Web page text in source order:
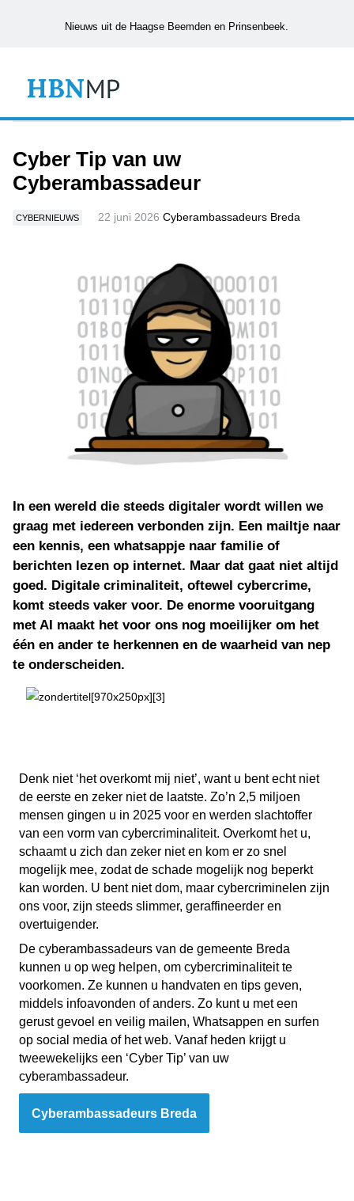
Nieuws uit de Haagse Beemden en Prinsenbeek.
Cyber Tip van uw
Cyberambassadeur
CYBERNIEUWS 22 juni 2026 Cyberambassadeurs Breda
In een wereld die steeds digitaler wordt willen we
graag met iedereen verbonden zijn. Een mailtje naar
een kennis, een whatsappje naar familie of
berichten lezen op internet. Maar dat gaat niet altijd
goed. Digitale criminaliteit, oftewel cybercrime,
komt steeds vaker voor. De enorme vooruitgang
met AI maakt het voor ons nog moeilijker om het
één en ander te herkennen en de waarheid van nep
te onderscheiden.
Denk niet ‘het overkomt mij niet’, want u bent echt niet
de eerste en zeker niet de laatste. Zo’n 2,5 miljoen
mensen gingen u in 2025 voor en werden slachtoffer
van een vorm van cybercriminaliteit. Overkomt het u,
schaamt u zich dan zeker niet en kom er zo snel
mogelijk mee, zodat de schade mogelijk nog beperkt
kan worden. U bent niet dom, maar cybercriminelen zijn
ons voor, zijn steeds slimmer, geraffineerder en
overtuigender.
De cyberambassadeurs van de gemeente Breda
kunnen u op weg helpen, om cybercriminaliteit te
voorkomen. Ze kunnen u handvaten en tips geven,
middels infoavonden of anders. Zo kunt u met een
gerust gevoel en veilig mailen, Whatsappen en surfen
op social media of het web. Vanaf heden krijgt u
tweewekelijks een ‘Cyber Tip’ van uw
cyberambassadeur.
Cyberambassadeurs Breda